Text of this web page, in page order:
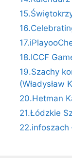
18.ICCF
19.Szachy
(Władysław
20.Hetman
21.Łódzkie
22.infoszach